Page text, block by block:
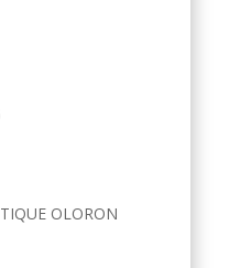
OLORON